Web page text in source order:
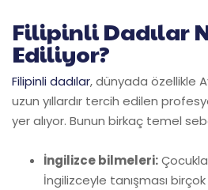
Filipinli Dadılar
Ediliyor?
Filipinli dadılar, dünyada özellikle
uzun yıllardır tercih edilen
yer alıyor. Bunun birkaç temel
İngilizce bilmeleri:
İngilizceyle tanışması